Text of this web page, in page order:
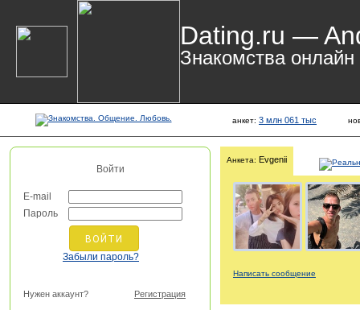
Dating.ru —
Знакомства онлайн
анкет: 3 млн 061 тыс
Войти
E-mail
Пароль
Забыли пароль?
Нужен аккаунт? Регистрация
Анкета: Evgenii
Написать сообщение